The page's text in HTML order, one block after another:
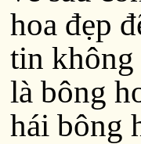
hoa đẹp
tin không
là bông
hái bông